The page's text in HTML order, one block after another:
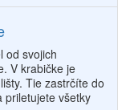
od svojich
V krabičke je
Tie zastrčíte do
priletujete všetky